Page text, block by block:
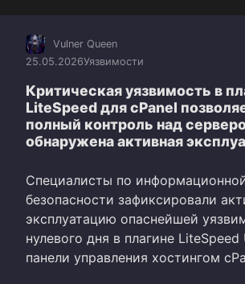
Vulner Queen
25.05.2026Уязвимости
Критическая уязвимость в
LiteSpeed для cPanel
полный контроль над
обнаружена активная
Специалисты по
безопасности зафиксировали
эксплуатацию опаснейшей
нулевого дня в плагине LiteSpeed
панели управления хостингом